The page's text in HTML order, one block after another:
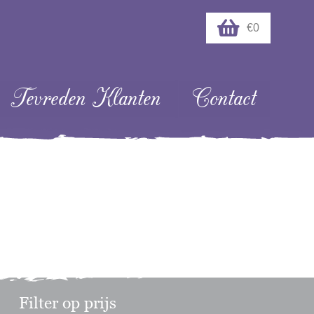
€0
Tevreden Klanten Contact
Filter op prijs